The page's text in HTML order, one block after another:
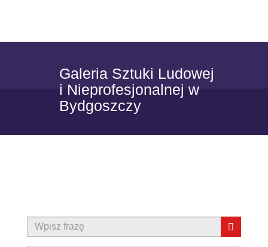
Galeria Sztuki Ludowej
i Nieprofesjonalnej w
Bydgoszczy